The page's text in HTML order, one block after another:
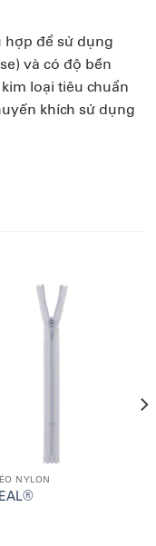
hợp để sử dụng
và có độ bền
loại tiêu chuẩn
khích sử dụng
NYLON